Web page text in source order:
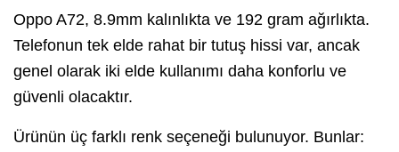
Oppo A72, 8.9mm kalınlıkta ve 192 gram ağırlıkta.
Telefonun tek elde rahat bir tutuş hissi var, ancak
genel olarak iki elde kullanımı daha konforlu ve
güvenli olacaktır.
Ürünün üç farklı renk seçeneği bulunuyor. Bunlar: